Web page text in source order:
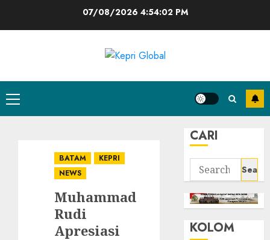
07/08/2026 4:54:03 PM
Primary
Menu
BATAM
KEPRI
NEWS
Muhammad
Rudi
Apresiasi
CARI
Search
for:
KOLOM